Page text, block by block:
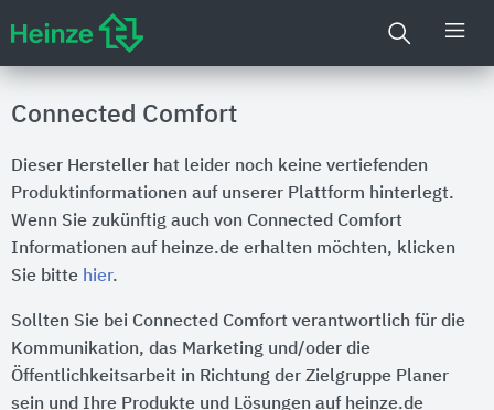
Connected Comfort
Dieser Hersteller hat leider noch keine vertiefenden
Produktinformationen auf unserer Plattform hinterlegt.
Wenn Sie zukünftig auch von Connected Comfort
Informationen auf heinze.de erhalten möchten, klicken
Sie bitte hier.
Sollten Sie bei Connected Comfort verantwortlich für die
Kommunikation, das Marketing und/oder die
Öffentlichkeitsarbeit in Richtung der Zielgruppe Planer
sein und Ihre Produkte und Lösungen auf heinze.de